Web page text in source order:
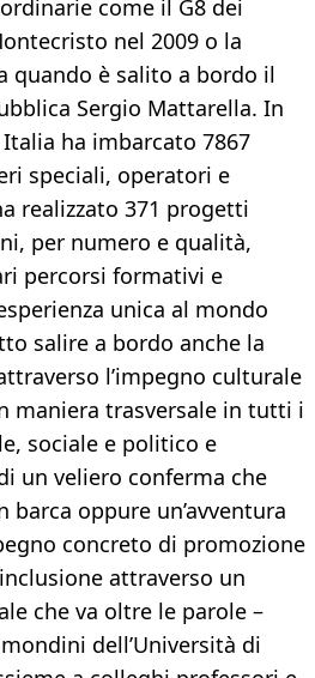
come il G8 dei
nel 2009 o la
quando è salito a bordo il
Sergio Mattarella. In
Italia ha imbarcato 7867
speciali, operatori e
realizzato 371 progetti
per numero e qualità,
percorsi formativi e
unica al mondo
salire a bordo anche la
l’impegno culturale
maniera trasversale in tutti i
sociale e politico e
un veliero conferma che
oppure un’avventura
concreto di promozione
attraverso un
che va oltre le parole –
dell’Università di